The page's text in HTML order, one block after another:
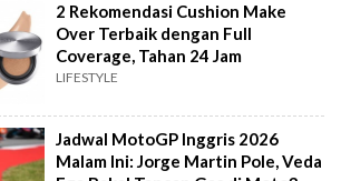
2 Rekomendasi Cushion Make
Over Terbaik dengan Full
Coverage, Tahan 24 Jam
LIFESTYLE
Jadwal MotoGP Inggris 2026
Malam Ini: Jorge Martin Pole, Veda